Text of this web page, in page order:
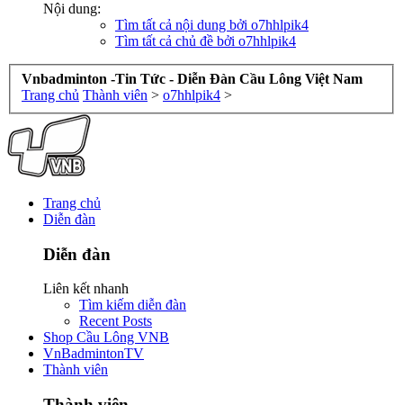
Nội dung:
Tìm tất cả nội dung bởi o7hhlpik4
Tìm tất cả chủ đề bởi o7hhlpik4
Vnbadminton -Tin Tức - Diễn Đàn Cầu Lông Việt Nam
Trang chủ Thành viên > o7hhlpik4 >
Trang chủ
Diễn đàn
Diễn đàn
Liên kết nhanh
Tìm kiếm diễn đàn
Recent Posts
Shop Cầu Lông VNB
VnBadmintonTV
Thành viên